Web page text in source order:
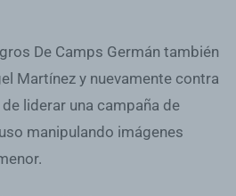
De Camps Germán también
Martínez y nuevamente contra
liderar una campaña de
manipulando imágenes